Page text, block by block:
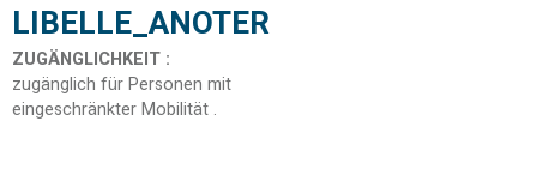
LIBELLE_ANOTER
ZUGÄNGLICHKEIT :
zugänglich für Personen mit
eingeschränkter Mobilität